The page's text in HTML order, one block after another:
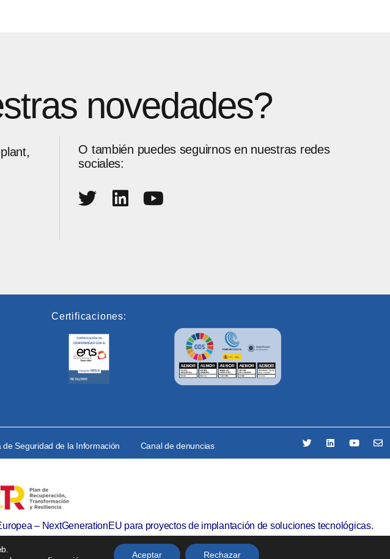
novedades?
O también puedes seguirnos en nuestras redes
sociales:
Certificaciones:
de Seguridad de la Información Canal de denuncias
– NextGenerationEU para proyectos de implantación de soluciones tecnológicas.
Aceptar Rechazar